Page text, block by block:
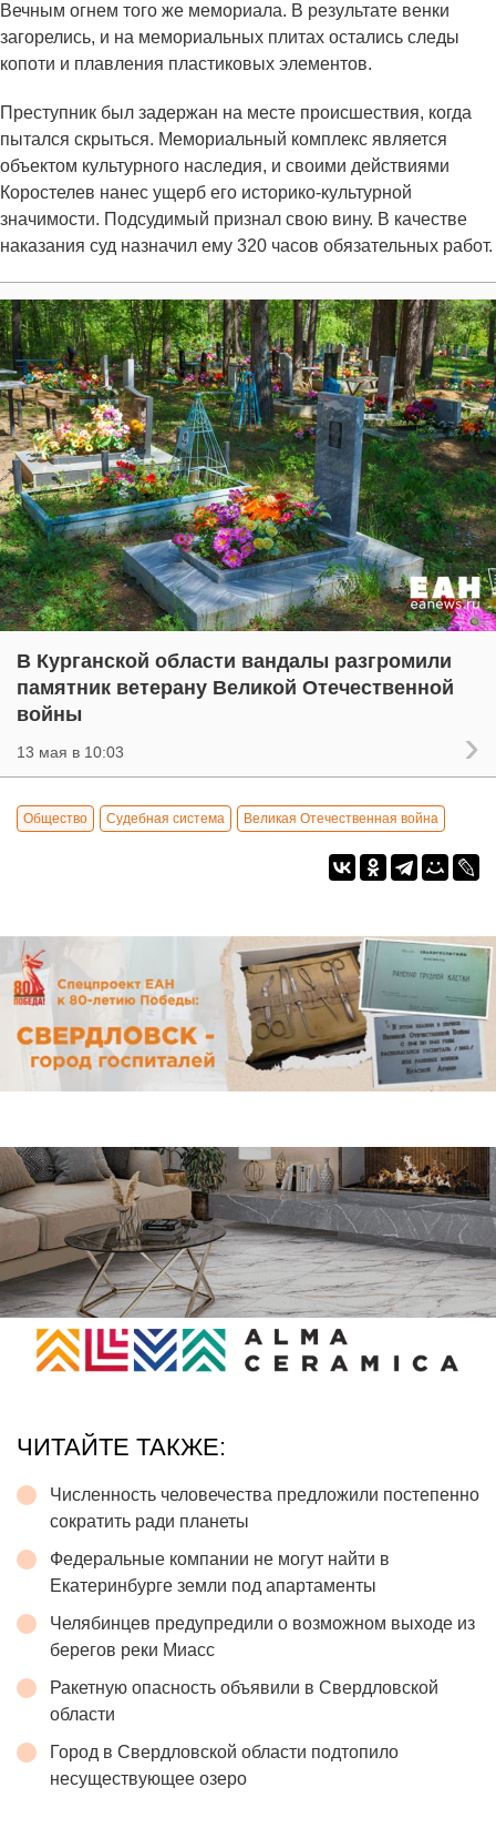
Вечным огнем того же мемориала. В результате венки
загорелись, и на мемориальных плитах остались следы
копоти и плавления пластиковых элементов.
Преступник был задержан на месте происшествия, когда
пытался скрыться. Мемориальный комплекс является
объектом культурного наследия, и своими действиями
Коростелев нанес ущерб его историко-культурной
значимости. Подсудимый признал свою вину. В качестве
наказания суд назначил ему 320 часов обязательных работ.
В Курганской области вандалы разгромили
памятник ветерану Великой Отечественной
войны
13 мая в 10:03
Общество Судебная система Великая Отечественная война
ЧИТАЙТЕ ТАКЖЕ:
Численность человечества предложили постепенно
сократить ради планеты
Федеральные компании не могут найти в
Екатеринбурге земли под апартаменты
Челябинцев предупредили о возможном выходе из
берегов реки Миасс
Ракетную опасность объявили в Свердловской
области
Город в Свердловской области подтопило
несуществующее озеро